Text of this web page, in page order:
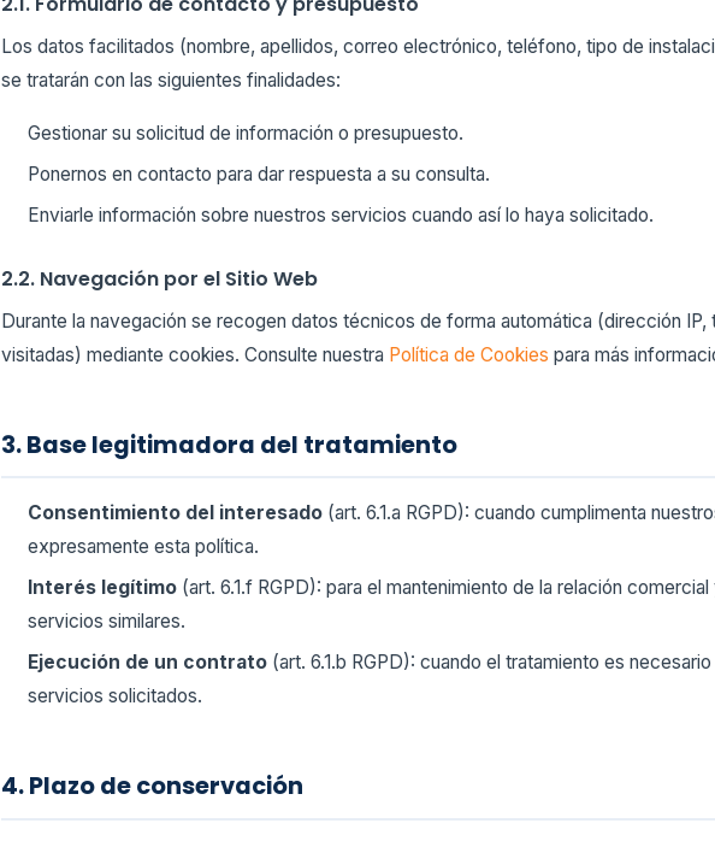
Los datos facilitados (nombre, apellidos, correo electrónico, teléfono, tipo de
se tratarán con las siguientes finalidades:
Gestionar su solicitud de información o presupuesto.
Ponernos en contacto para dar respuesta a su consulta.
Enviarle información sobre nuestros servicios cuando así lo haya solicitado.
2.2. Navegación por el Sitio Web
Durante la navegación se recogen datos técnicos de forma automática (dirección IP,
visitadas) mediante cookies. Consulte nuestra Política de Cookies para más
3. Base legitimadora del tratamiento
Consentimiento del interesado (art. 6.1.a RGPD): cuando cumplimenta
expresamente esta política.
Interés legítimo (art. 6.1.f RGPD): para el mantenimiento de la relación
servicios similares.
Ejecución de un contrato (art. 6.1.b RGPD): cuando el tratamiento es
servicios solicitados.
4. Plazo de conservación